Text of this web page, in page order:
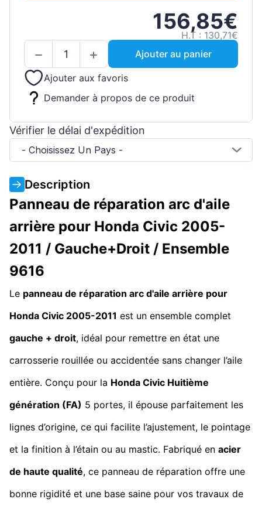
156,85€
H.T : 130,71€
Ajouter au panier
Ajouter aux favoris
Demander à propos de ce produit
Vérifier le délai d'expédition
- Choisissez Un Pays -
Description
Panneau de réparation arc d'aile
arrière pour Honda Civic 2005-
2011 / Gauche+Droit / Ensemble
9616
Le panneau de réparation arc d'aile arrière pour
Honda Civic 2005-2011 est un ensemble complet
gauche + droit, idéal pour remettre en état une
carrosserie rouillée ou accidentée sans changer l’aile
entière. Conçu pour la Honda Civic Huitième
génération (FA) 5 portes, il épouse parfaitement les
lignes d’origine, ce qui facilite l’ajustement, le pointage
et la finition à l’étain ou au mastic. Fabriqué en acier
de haute qualité, ce panneau de réparation offre une
bonne rigidité et une base saine pour vos travaux de